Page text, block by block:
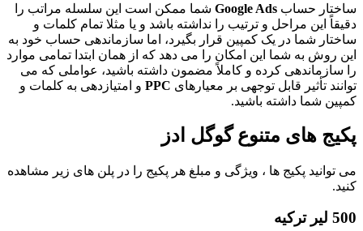
ساختار حساب Google Ads شما ممکن است این سلسله مراتب را
دقیقاً این مراحل و ترتیب را نداشته باشد و یا مثلا تمام کلمات و
ساختار شما در یک کمپین قرار بگیرد، اما سازماندهی حساب خود به
این روش به شما این امکان را می دهد که از همان ابتدا تمامی موارد
را سازماندهی کرده و کاملاً مضمون داشته باشید، عواملی که می
توانند تأثیر قابل توجهی بر معیارهای PPC و امتیازدهی به کلمات و
کمپین شما داشته باشید.
پکیج های متنوع گوگل ادز
می توانید پکیج ها ، ویژگی و مبلغ هر پکیج را در پلن های زیر مشاهده
کنید.
500 لیر ترکیه